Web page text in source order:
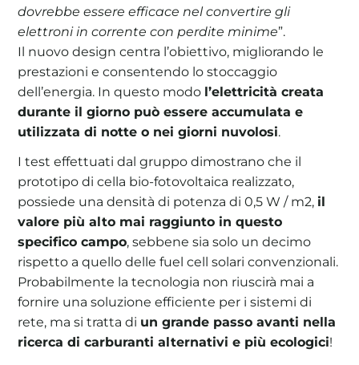
dovrebbe essere efficace nel convertire gli
elettroni in corrente con perdite minime”.
Il nuovo design centra l’obiettivo, migliorando le
prestazioni e consentendo lo stoccaggio
dell’energia. In questo modo l’elettricità creata
durante il giorno può essere accumulata e
utilizzata di notte o nei giorni nuvolosi.
I test effettuati dal gruppo dimostrano che il
prototipo di cella bio-fotovoltaica realizzato,
possiede una densità di potenza di 0,5 W / m2, il
valore più alto mai raggiunto in questo
specifico campo, sebbene sia solo un decimo
rispetto a quello delle fuel cell solari convenzionali.
Probabilmente la tecnologia non riuscirà mai a
fornire una soluzione efficiente per i sistemi di
rete, ma si tratta di un grande passo avanti nella
ricerca di carburanti alternativi e più ecologici!